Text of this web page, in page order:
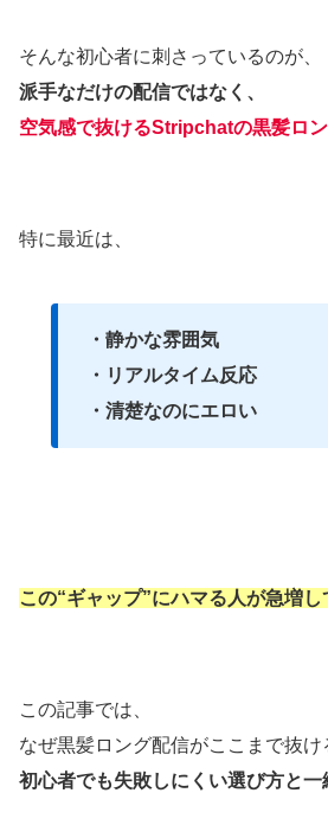
そんな初心者に刺さっているのが、
派手なだけの配信ではなく、
空気感で抜けるStripchatの黒髪ロン
特に最近は、
・静かな雰囲気
・リアルタイム反応
・清楚なのにエロい
この“ギャップ”にハマる人が急増し
この記事では、
なぜ黒髪ロング配信がここまで抜け
初心者でも失敗しにくい選び方と一